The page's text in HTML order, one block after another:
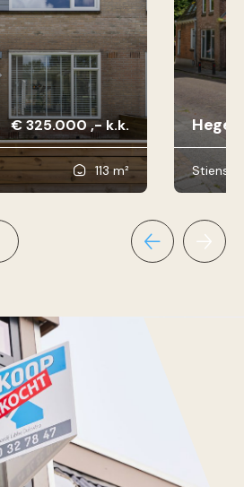
€ 325.000 ,- k.k.
113 m² Stiens